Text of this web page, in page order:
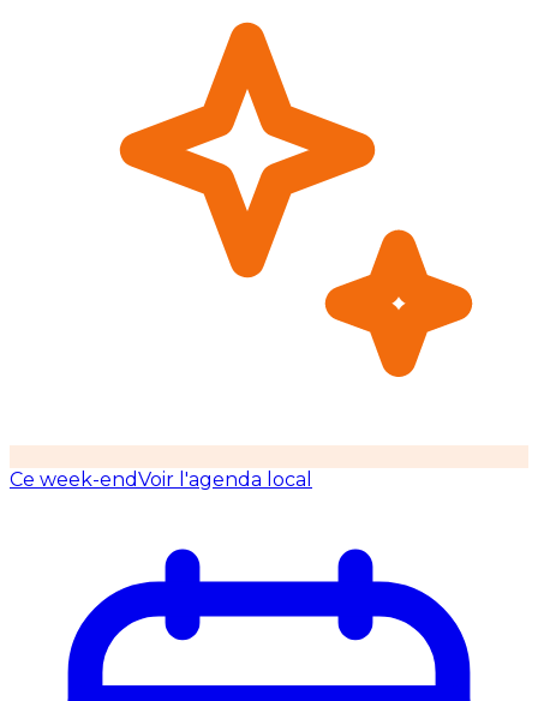
Ce week-endVoir l'agenda local